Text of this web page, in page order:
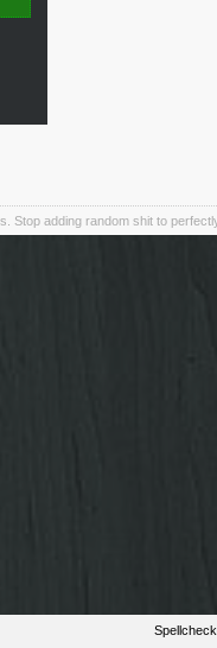
Stop adding random shit to